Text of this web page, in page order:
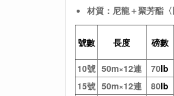
材質：尼龍＋聚芳酯〈
號數 長度 磅數
10號 50m×12連 70lb
15號 50m×12連 80lb